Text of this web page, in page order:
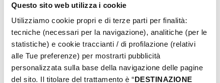
Questo sito web utilizza i cookie
Utilizziamo cookie propri e di terze parti per finalità:
tecniche (necessari per la navigazione), analitiche (per le
statistiche) e cookie traccianti / di profilazione (relativi
alle Tue preferenze) per mostrarti pubblicità
personalizzata sulla base della navigazione delle pagine
del sito. Il titolare del trattamento è “DESTINAZIONE
GIORNI & ORARI
Agosto-2026
Lun
Mar Mer Juev Vier Sab
Dom